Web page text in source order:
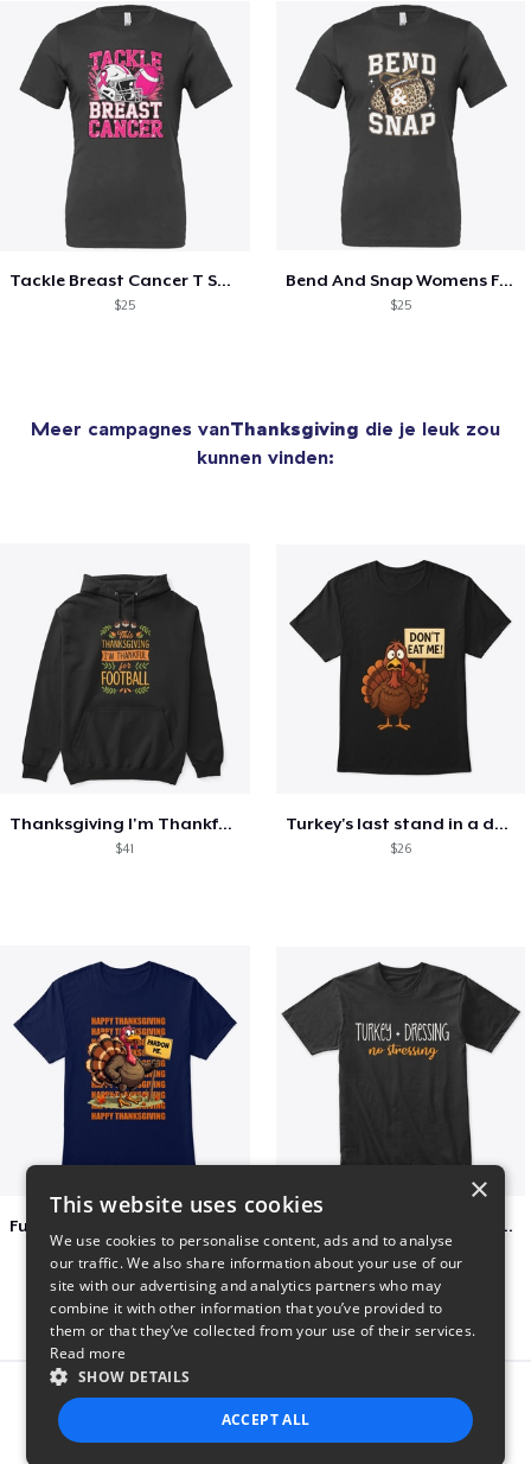
Tackle Breast Cancer T Shirt Pink Ribbon
$25
Bend And Snap Womens Football Shirt
$25
Meer campagnes vanThanksgiving die je leuk zou
kunnen vinden:
Thanksgiving I'm Thankful For Football
$41
Turkey's last stand in a design
$26
Turkey + Dressing, No Stressing
Report this product
×
This website uses cookies
We use cookies to personalise content, ads and to analyse
our traffic. We also share information about your use of our
site with our advertising and analytics partners who may
combine it with other information that you’ve provided to
them or that they’ve collected from your use of their services.
Read more
SHOW DETAILS
ACCEPT ALL